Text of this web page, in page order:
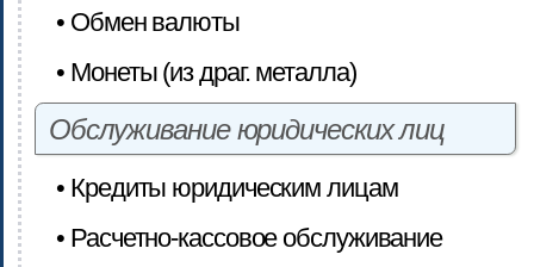
• Обмен валюты
• Монеты (из драг. металла)
Обслуживание юридических лиц
• Кредиты юридическим лицам
• Расчетно-кассовое обслуживание